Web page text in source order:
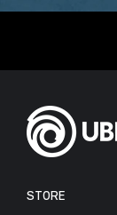
STORE